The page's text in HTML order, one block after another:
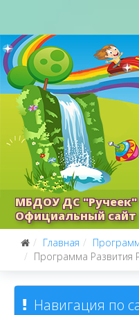
МБДОУ ДС "Ручеек"
Официальный сайт
Главная
Программа Развития
Навигация по